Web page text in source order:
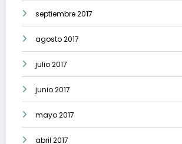
septiembre 2017
agosto 2017
julio 2017
junio 2017
mayo 2017
abril 2017